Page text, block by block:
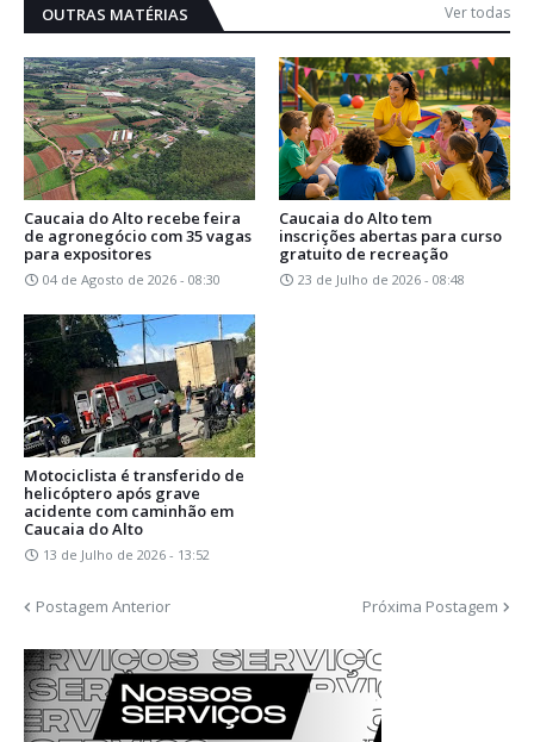
OUTRAS MATÉRIAS Ver todas
Caucaia do Alto recebe feira
de agronegócio com 35 vagas
para expositores
04 de Agosto de 2026 - 08:30
Caucaia do Alto tem
inscrições abertas para curso
gratuito de recreação
23 de Julho de 2026 - 08:48
Motociclista é transferido de
helicóptero após grave
acidente com caminhão em
Caucaia do Alto
13 de Julho de 2026 - 13:52
Postagem Anterior Próxima Postagem